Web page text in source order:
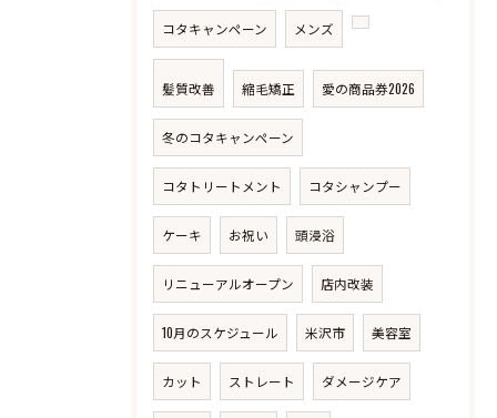
コタキャンペーン メンズ
髪質改善 縮毛矯正 愛の商品券2026
冬のコタキャンペーン
コタトリートメント コタシャンプー
ケーキ お祝い 頭浸浴
リニューアルオープン 店内改装
10月のスケジュール 米沢市 美容室
カット ストレート ダメージケア